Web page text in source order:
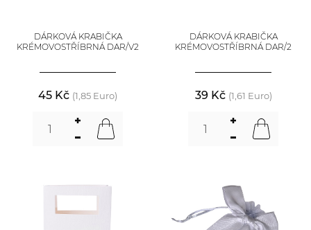
DÁRKOVÁ KRABIČKA
KRÉMOVOSTŘÍBRNÁ DAR/V2
45 Kč (1,85 Euro)
DÁRKOVÁ KRABIČKA
KRÉMOVOSTŘÍBRNÁ DAR/2
39 Kč (1,61 Euro)